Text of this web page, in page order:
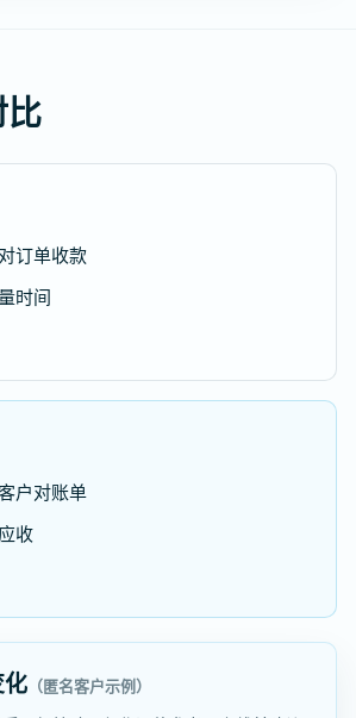
订单收款
时间
户对账单
收
（匿名客户示例）